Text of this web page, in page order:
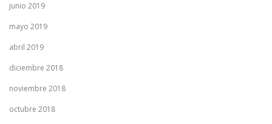
junio 2019
mayo 2019
abril 2019
diciembre 2018
noviembre 2018
octubre 2018